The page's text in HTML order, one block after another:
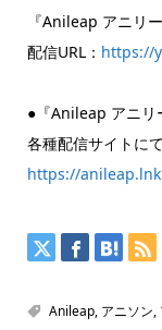
『Anileap アニ
配信URL： https://
●『Anileap アニリ
各種配信サイトに
https://
Anileap, アニソン,